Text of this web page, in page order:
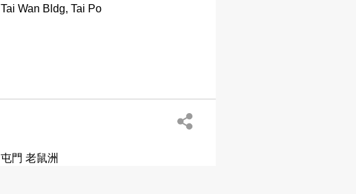
Tai Wan Bldg, Tai Po
屯門 老鼠洲